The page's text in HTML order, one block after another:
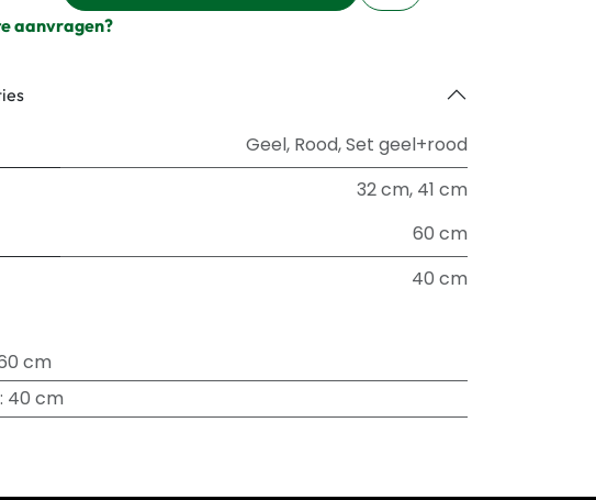
aanvragen?
Geel, Rood,Set geel+rood
32 cm, 41 cm
60 cm
40 cm
cm
: 40 cm